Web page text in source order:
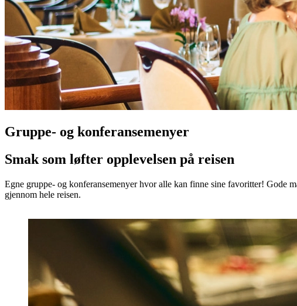
Gruppe- og konferansemenyer
Smak som løfter opplevelsen på reisen
Egne gruppe- og konferansemenyer hvor alle kan finne sine favoritter! Gode
gjennom hele reisen.